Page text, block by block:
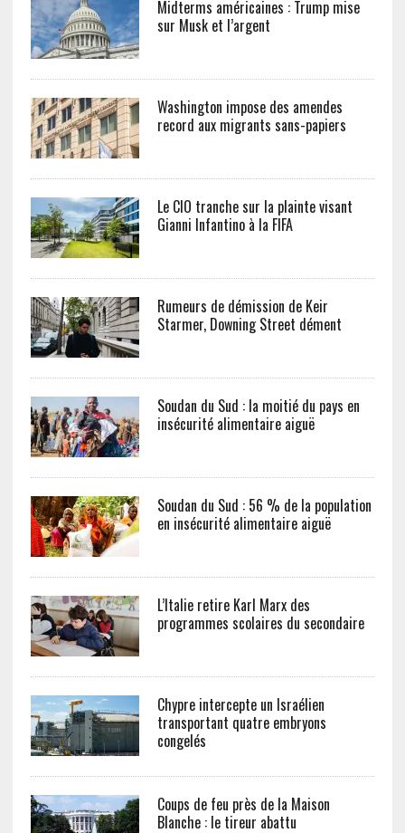
Midterms américaines : Trump mise
sur Musk et l’argent
Washington impose des amendes
record aux migrants sans-papiers
Le CIO tranche sur la plainte visant
Gianni Infantino à la FIFA
Rumeurs de démission de Keir
Starmer, Downing Street dément
Soudan du Sud : la moitié du pays en
insécurité alimentaire aiguë
Soudan du Sud : 56 % de la population
en insécurité alimentaire aiguë
L’Italie retire Karl Marx des
programmes scolaires du secondaire
Chypre intercepte un Israélien
transportant quatre embryons
congelés
Coups de feu près de la Maison
Blanche : le tireur abattu